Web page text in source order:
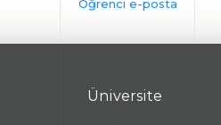
Üniversite